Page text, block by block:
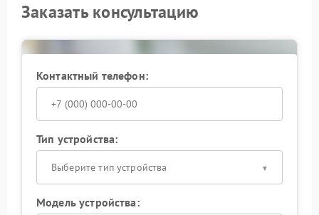
Заказать консультацию
Контактный телефон:
Тип устройства:
Выберите тип устройства
Модель устройства: